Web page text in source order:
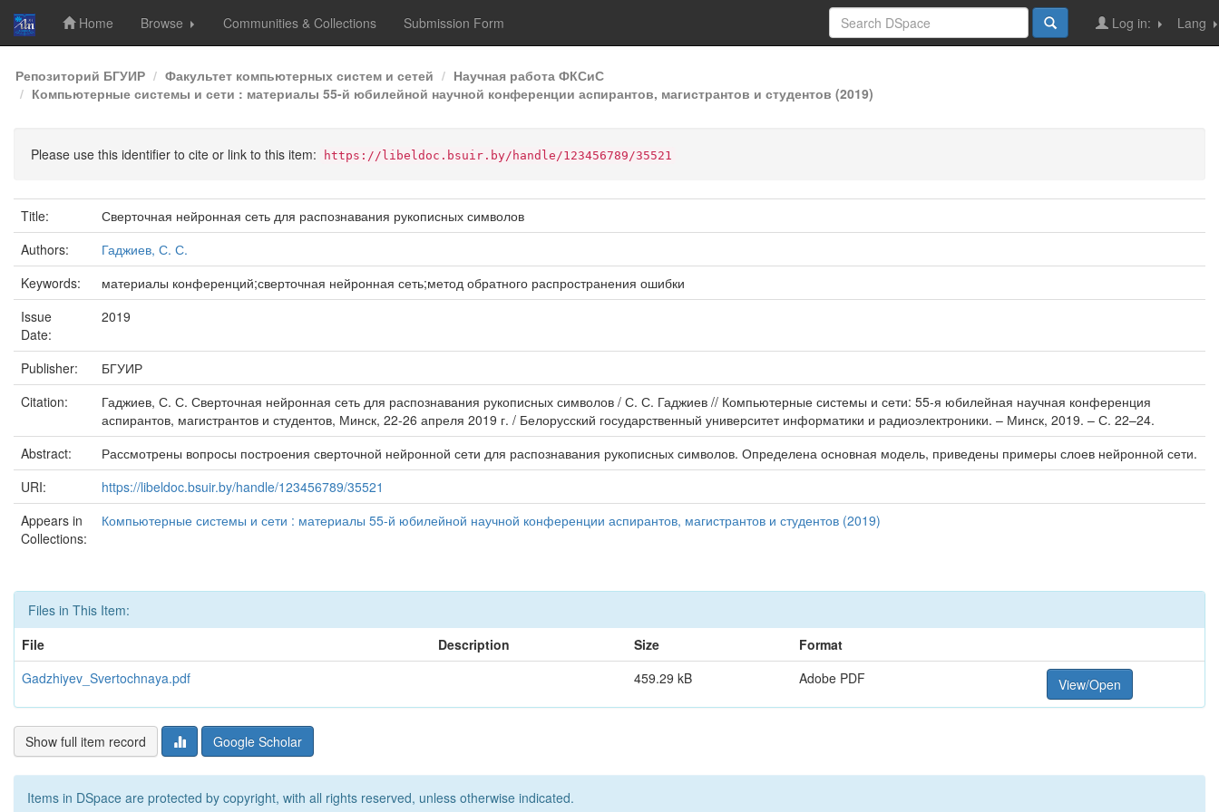
Skip
navigation
Home Browse Communities & Collections Submission Form Lang
Log in:
Репозиторий БГУИР Факультет компьютерных систем и сетей
Научная работа ФКСиС
Компьютерные системы и сети : материалы 55-й юбилейной научной конференции аспирантов, магистрантов и студентов (2019)
Please use this identifier to cite or link to this item: https://libeldoc.bsuir.by/handle/123456789/35521
Title:
Сверточная нейронная сеть для распознавания рукописных символов
Authors:
Гаджиев, С. С.
Keywords:
материалы конференций;сверточная нейронная сеть;метод обратного распространения ошибки
Issue
Date:
2019
Publisher:
БГУИР
Citation:
Гаджиев, С. С. Сверточная нейронная сеть для распознавания рукописных символов / С. С. Гаджиев // Компьютерные системы и сети: 55-я юбилейная научная конференция
аспирантов, магистрантов и студентов, Минск, 22-26 апреля 2019 г. / Белорусский государственный университет информатики и радиоэлектроники. – Минск, 2019. – С. 22–24.
Abstract:
Рассмотрены вопросы построения сверточной нейронной сети для распознавания рукописных символов. Определена основная модель, приведены примеры слоев нейронной сети.
URI:
https://libeldoc.bsuir.by/handle/123456789/35521
Appears in
Collections:
Компьютерные системы и сети : материалы 55-й юбилейной научной конференции аспирантов, магистрантов и студентов (2019)
Files in This Item:
File
Description Size
Format
Gadzhiyev_Svertochnaya.pdf
459.29 kB Adobe PDF View/Open
Show full item record Google Scholar
Items in DSpace are protected by copyright, with all rights reserved, unless otherwise indicated.